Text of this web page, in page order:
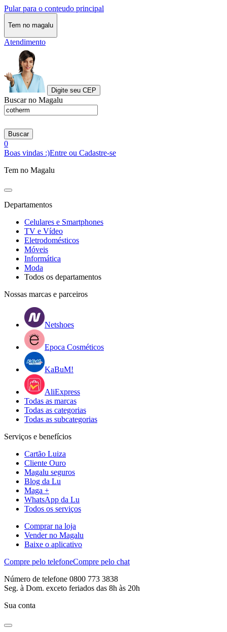
Pular para o conteudo principal
Tem no magalu
Atendimento
Digite seu CEP
Buscar no Magalu
Buscar
0
Boas vindas :)Entre ou Cadastre-se
Tem no Magalu
Departamentos
Celulares e Smartphones
TV e Vídeo
Eletrodomésticos
Móveis
Informática
Moda
Todos os departamentos
Nossas marcas e parceiros
Netshoes
Epoca Cosméticos
KaBuM!
AliExpress
Todas as marcas
Todas as categorias
Todas as subcategorias
Serviços e benefícios
Cartão Luiza
Cliente Ouro
Magalu seguros
Blog da Lu
Maga +
WhatsApp da Lu
Todos os serviços
Comprar na loja
Vender no Magalu
Baixe o aplicativo
Compre pelo telefoneCompre pelo chat
Número de telefone 0800 773 3838
Seg. à Dom. exceto feriados das 8h às 20h
Sua conta